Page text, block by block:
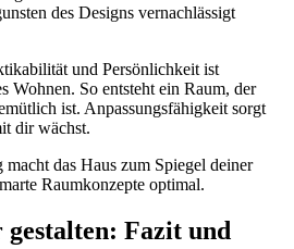
des Designs vernachlässigt
und Persönlichkeit ist
Wohnen. So entsteht ein Raum, der
ist. Anpassungsfähigkeit sorgt
dir wächst.
das Haus zum Spiegel deiner
Raumkonzepte optimal.
Fazit und